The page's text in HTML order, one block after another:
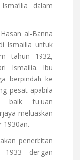
dalam
al-Banna
Ismailia untuk
tahun 1932,
Ismailia. Ibu
berpindah ke
pesat apabila
baik tujuan
meluaskan
1930an.
penerbitan
dengan